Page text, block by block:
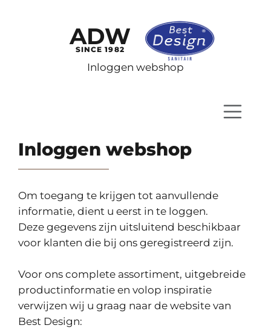
ADW
SINCE 1982
Inloggen webshop
Inloggen webshop
Om toegang te krijgen tot aanvullende
informatie, dient u eerst in te loggen.
Deze gegevens zijn uitsluitend beschikbaar
voor klanten die bij ons geregistreerd zijn.
Voor ons complete assortiment, uitgebreide
productinformatie en volop inspiratie
verwijzen wij u graag naar de website van
Best Design: